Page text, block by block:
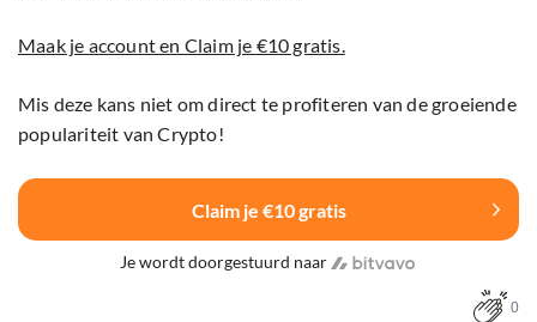
Maak je account en Claim je €10 gratis.
Mis deze kans niet om direct te profiteren van de groeiende
populariteit van Crypto!
Claim je €10 gratis
Je wordt doorgestuurd naar
0